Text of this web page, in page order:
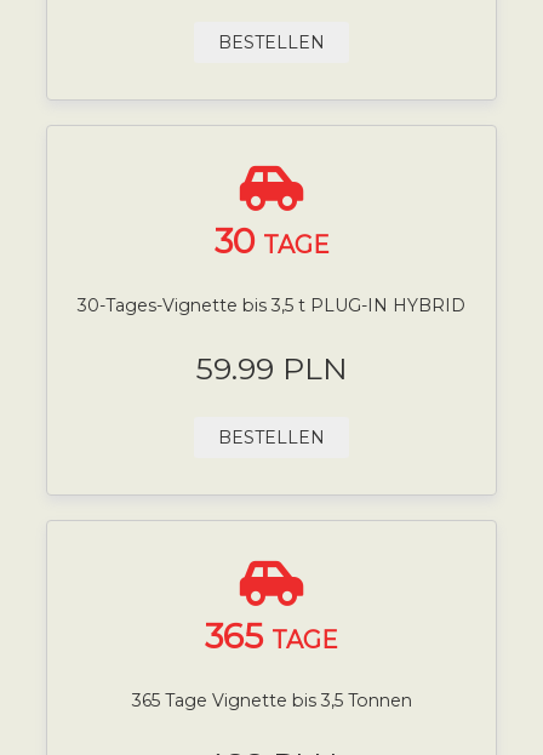
BESTELLEN
30 TAGE
30-Tages-Vignette bis 3,5 t PLUG-IN HYBRID
59.99 PLN
BESTELLEN
365 TAGE
365 Tage Vignette bis 3,5 Tonnen